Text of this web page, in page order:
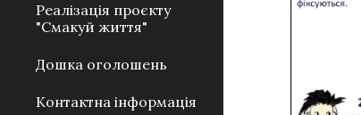
Реалізація проєкту
"Смакуй життя"
Дошка оголошень
Контактна інформація